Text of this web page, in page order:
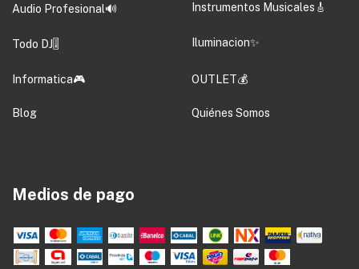
Audio Profesional🔊 Instrumentos Musicales🎸
Todo DJ🎚️ Iluminacion✨
Informatica🎮 OUTLET💰
Blog Quiénes Somos
Medios de pago